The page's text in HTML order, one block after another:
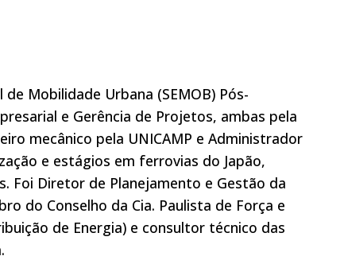
Mobilidade Urbana (SEMOB) Pós-
e Gerência de Projetos, ambas pela
mecânico pela UNICAMP e Administrador
e estágios em ferrovias do Japão,
Foi Diretor de Planejamento e Gestão da
do Conselho da Cia. Paulista de Força e
de Energia) e consultor técnico das